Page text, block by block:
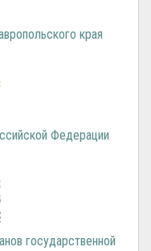
края
Федерации
государственной